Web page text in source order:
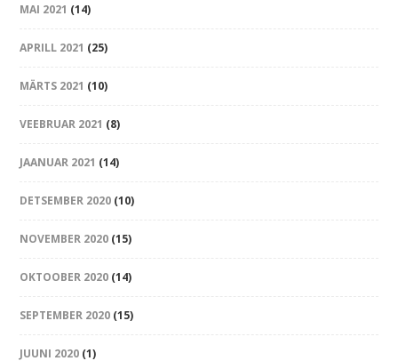
MAI 2021 (14)
APRILL 2021 (25)
MÄRTS 2021 (10)
VEEBRUAR 2021 (8)
JAANUAR 2021 (14)
DETSEMBER 2020 (10)
NOVEMBER 2020 (15)
OKTOOBER 2020 (14)
SEPTEMBER 2020 (15)
JUUNI 2020 (1)